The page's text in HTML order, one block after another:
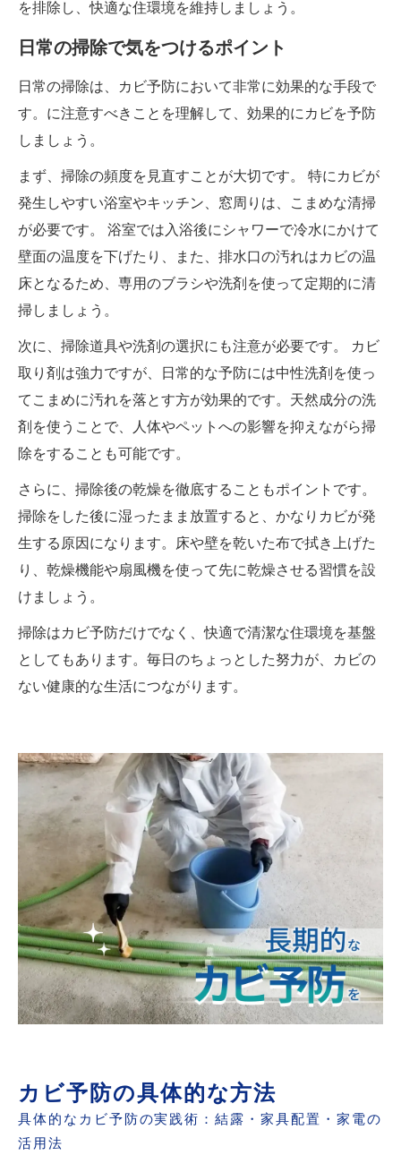
を排除し、快適な住環境を維持しましょう。
日常の掃除で気をつけるポイント
日常の掃除は、カビ予防において非常に効果的な手段で
す。に注意すべきことを理解して、効果的にカビを予防
しましょう。
まず、掃除の頻度を見直すことが大切です。 特にカビが
発生しやすい浴室やキッチン、窓周りは、こまめな清掃
が必要です。 浴室では入浴後にシャワーで冷水にかけて
壁面の温度を下げたり、また、排水口の汚れはカビの温
床となるため、専用のブラシや洗剤を使って定期的に清
掃しまし​​ょう。
次に、掃除道具や洗剤の選択にも注意が必要です。 カビ
取り剤は強力ですが、日常的な予防には中性洗剤を使っ
てこまめに汚れを落とす方が効果的です。天然成分の洗
剤を使うことで、人体やペットへの影響を抑えながら掃
除をすることも可能です。
さらに、掃除後の乾燥を徹底することもポイントです。
掃除をした後に湿ったまま放置すると、かなりカビが発
生する原因になります。床や壁を乾いた布で拭き上げた
り、乾燥機能や扇風機を使って先に乾燥させる習慣を設
けましょう。
掃除はカビ予防だけでなく、快適で清潔な住環境を基盤
としてもあります。毎日のちょっとした努力が、カビの
ない健康的な生活につながります。
カビ予防の具体的な方法
具体的なカビ予防の実践術：結露・家具配置・家電の
活用法